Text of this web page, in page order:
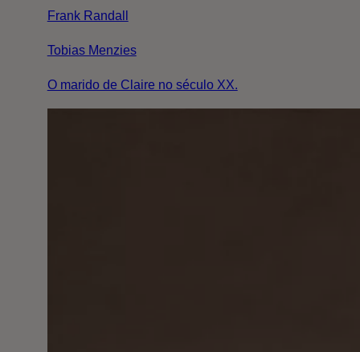
Frank Randall
Tobias Menzies
O marido de Claire no século XX.